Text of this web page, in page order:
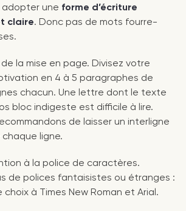
adopter une forme d’écriture
claire. Donc pas de mots fourre-
la mise en page. Divisez votre
en 4 à 5 paragraphes de
chacun. Une lettre dont le texte
bloc indigeste est difficile à lire.
de laisser un interligne
chaque ligne.
à la police de caractères.
de polices fantaisistes ou étranges :
à Times New Roman et Arial.